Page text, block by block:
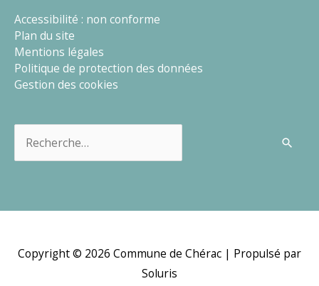
Accessibilité : non conforme
Plan du site
Mentions légales
Politique de protection des données
Gestion des cookies
Copyright © 2026 Commune de Chérac | Propulsé par
Soluris